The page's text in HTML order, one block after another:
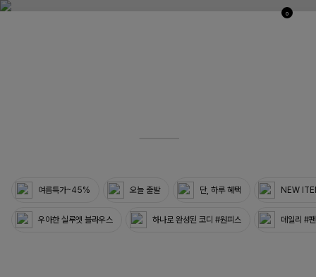
0
여름특가~45% 오늘 출발 단, 하루 혜택 NEW
우아한 실루엣 블라우스 하나로 완성된 코디 #원피스 데일리 #